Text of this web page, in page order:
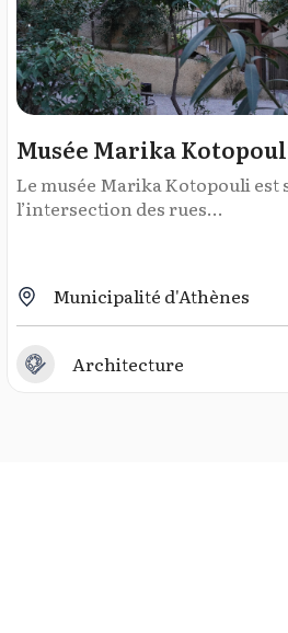
Musée Marika
Le musée Marika Kotopouli est
l’intersection des rues...
Municipalité d'Athènes
Architecture